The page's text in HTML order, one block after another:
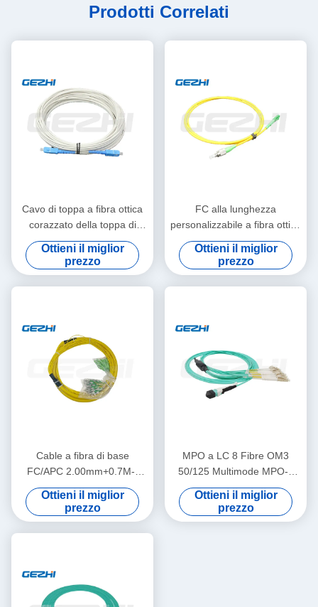
Prodotti Correlati
Cavo di toppa a fibra ottica
corazzato della toppa di
singolo modo di serie mista
del cavo
Ottieni il miglior
prezzo
FC alla lunghezza
personalizzabile a fibra ottica
semplice del cavo di toppa di
LC MP per la trasmissione
dei dati
Ottieni il miglior
prezzo
Cable a fibra di base
FC/APC 2.00mm+0.7M--
SC/APC 2.00mm+0.7M
Ottieni il miglior
prezzo
MPO a LC 8 Fibre OM3
50/125 Multimode MPO-8
LC Fibra ottica Patch Cord
Breakout Cable
Ottieni il miglior
prezzo